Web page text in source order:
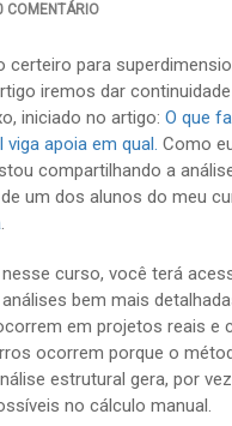
COMENTÁRIO
certeiro para
iremos dar
iniciado no artigo: O que
viga apoia em qual. Como
compartilhando a
um dos alunos do meu
.
curso, você terá
bem mais
em projetos reais e
ocorrem porque o
estrutural gera, por
no cálculo manual.